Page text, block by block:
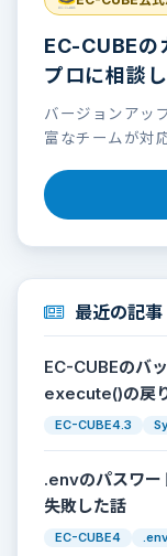
EC-CUBEの
プロに相談
バージョンアッ
富なチームが対
最近の記事
EC-CUBEのバ
execute()の戻
EC-CUBE4.3
.envのパスワー
失敗した話
EC-CUBE4 .env